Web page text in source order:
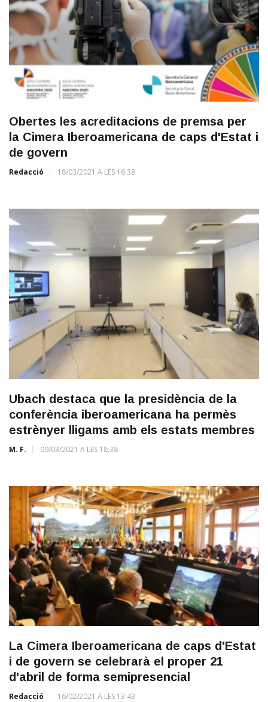
Obertes les acreditacions de premsa per
la Cimera Iberoamericana de caps d'Estat i
de govern
Redacció 18/03/2021 A LES 16:38
Ubach destaca que la presidència de la
conferència iberoamericana ha permès
estrènyer lligams amb els estats membres
M. F. 09/03/2021 A LES 18:38
La Cimera Iberoamericana de caps d'Estat
i de govern se celebrarà el proper 21
d'abril de forma semipresencial
Redacció 16/02/2021 A LES 13:43